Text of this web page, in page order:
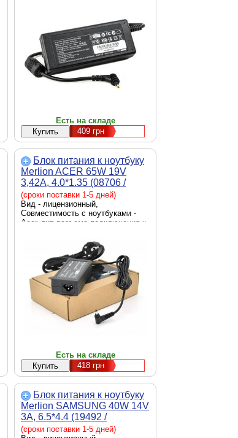
Есть на складе
409грн
Блок питания к ноутбуку
Merlion ACER 65W 19V
3,42A, 4.0*1.35 (08706 /
LAC65/12-4.0*1.35)
(сроки поставки 1-5 дней)
Вид - лицензионный,
Совместимость с ноутбуками -
Acer, тип разъема подключения к
питания - сеть 220 В, выходная
мощность - 65 Вт
Есть на складе
418грн
Блок питания к ноутбуку
Merlion SAMSUNG 40W 14V
3A, 6.5*4.4 (19492 /
LSA40/19-6,5*4,4)
(сроки поставки 1-5 дней)